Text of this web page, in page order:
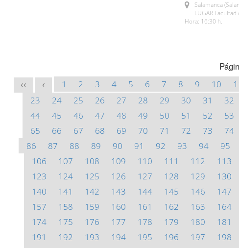
Salamanca
LUGAR
Hora: 16:30 h.
<< < 1 2 3 4 5 6 7 8 9 10
23
24 25 26 27 28 29 30 31 32
44
45 46 47 48 49 50 51 52 53
65
66 67 68 69 70 71 72 73 74
86
87 88 89 90 91 92 93 94 95
106
107 108 109 110 111 112 113
123
124 125 126 127 128 129 130
140
141 142 143 144 145 146 147
157
158 159 160 161 162 163 164
174
175 176 177 178 179 180 181
191
192 193 194 195 196 197 198